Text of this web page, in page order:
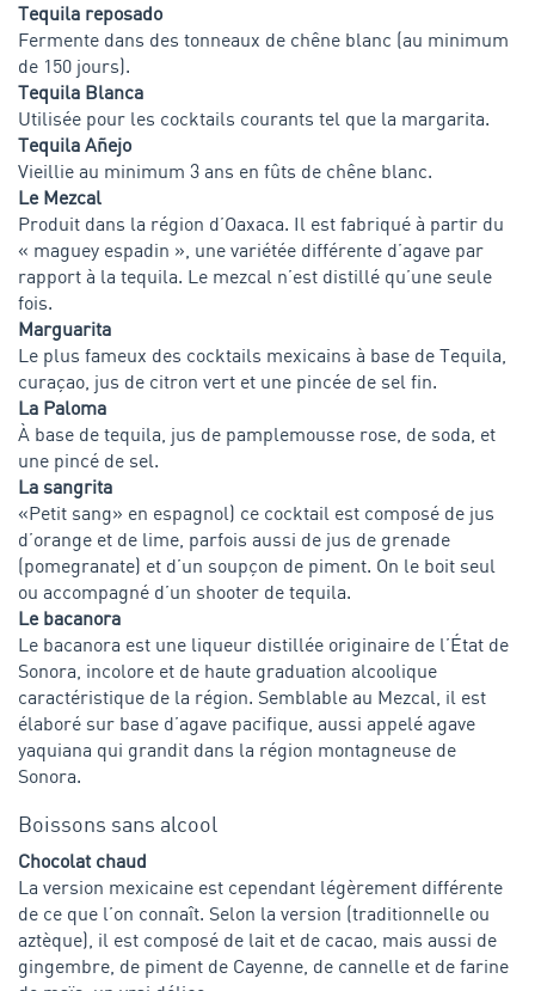
Tequila reposado
Fermente dans des tonneaux de chêne blanc (au minimum
de 150 jours).
Tequila Blanca
Utilisée pour les cocktails courants tel que la margarita.
Tequila Añejo
Vieillie au minimum 3 ans en fûts de chêne blanc.
Le Mezcal
Produit dans la région d’Oaxaca. Il est fabriqué à partir du
« maguey espadin », une variétée différente d’agave par
rapport à la tequila. Le mezcal n’est distillé qu’une seule
fois.
Marguarita
Le plus fameux des cocktails mexicains à base de Tequila,
curaçao, jus de citron vert et une pincée de sel fin.
La Paloma
À base de tequila, jus de pamplemousse rose, de soda, et
une pincé de sel.
La sangrita
«Petit sang» en espagnol) ce cocktail est composé de jus
d’orange et de lime, parfois aussi de jus de grenade
(pomegranate) et d’un soupçon de piment. On le boit seul
ou accompagné d’un shooter de tequila.
Le bacanora
Le bacanora est une liqueur distillée originaire de l’État de
Sonora, incolore et de haute graduation alcoolique
caractéristique de la région. Semblable au Mezcal, il est
élaboré sur base d’agave pacifique, aussi appelé agave
yaquiana qui grandit dans la région montagneuse de
Sonora.
Boissons sans alcool
Chocolat chaud
La version mexicaine est cependant légèrement différente
de ce que l’on connaît. Selon la version (traditionnelle ou
aztèque), il est composé de lait et de cacao, mais aussi de
gingembre, de piment de Cayenne, de cannelle et de farine